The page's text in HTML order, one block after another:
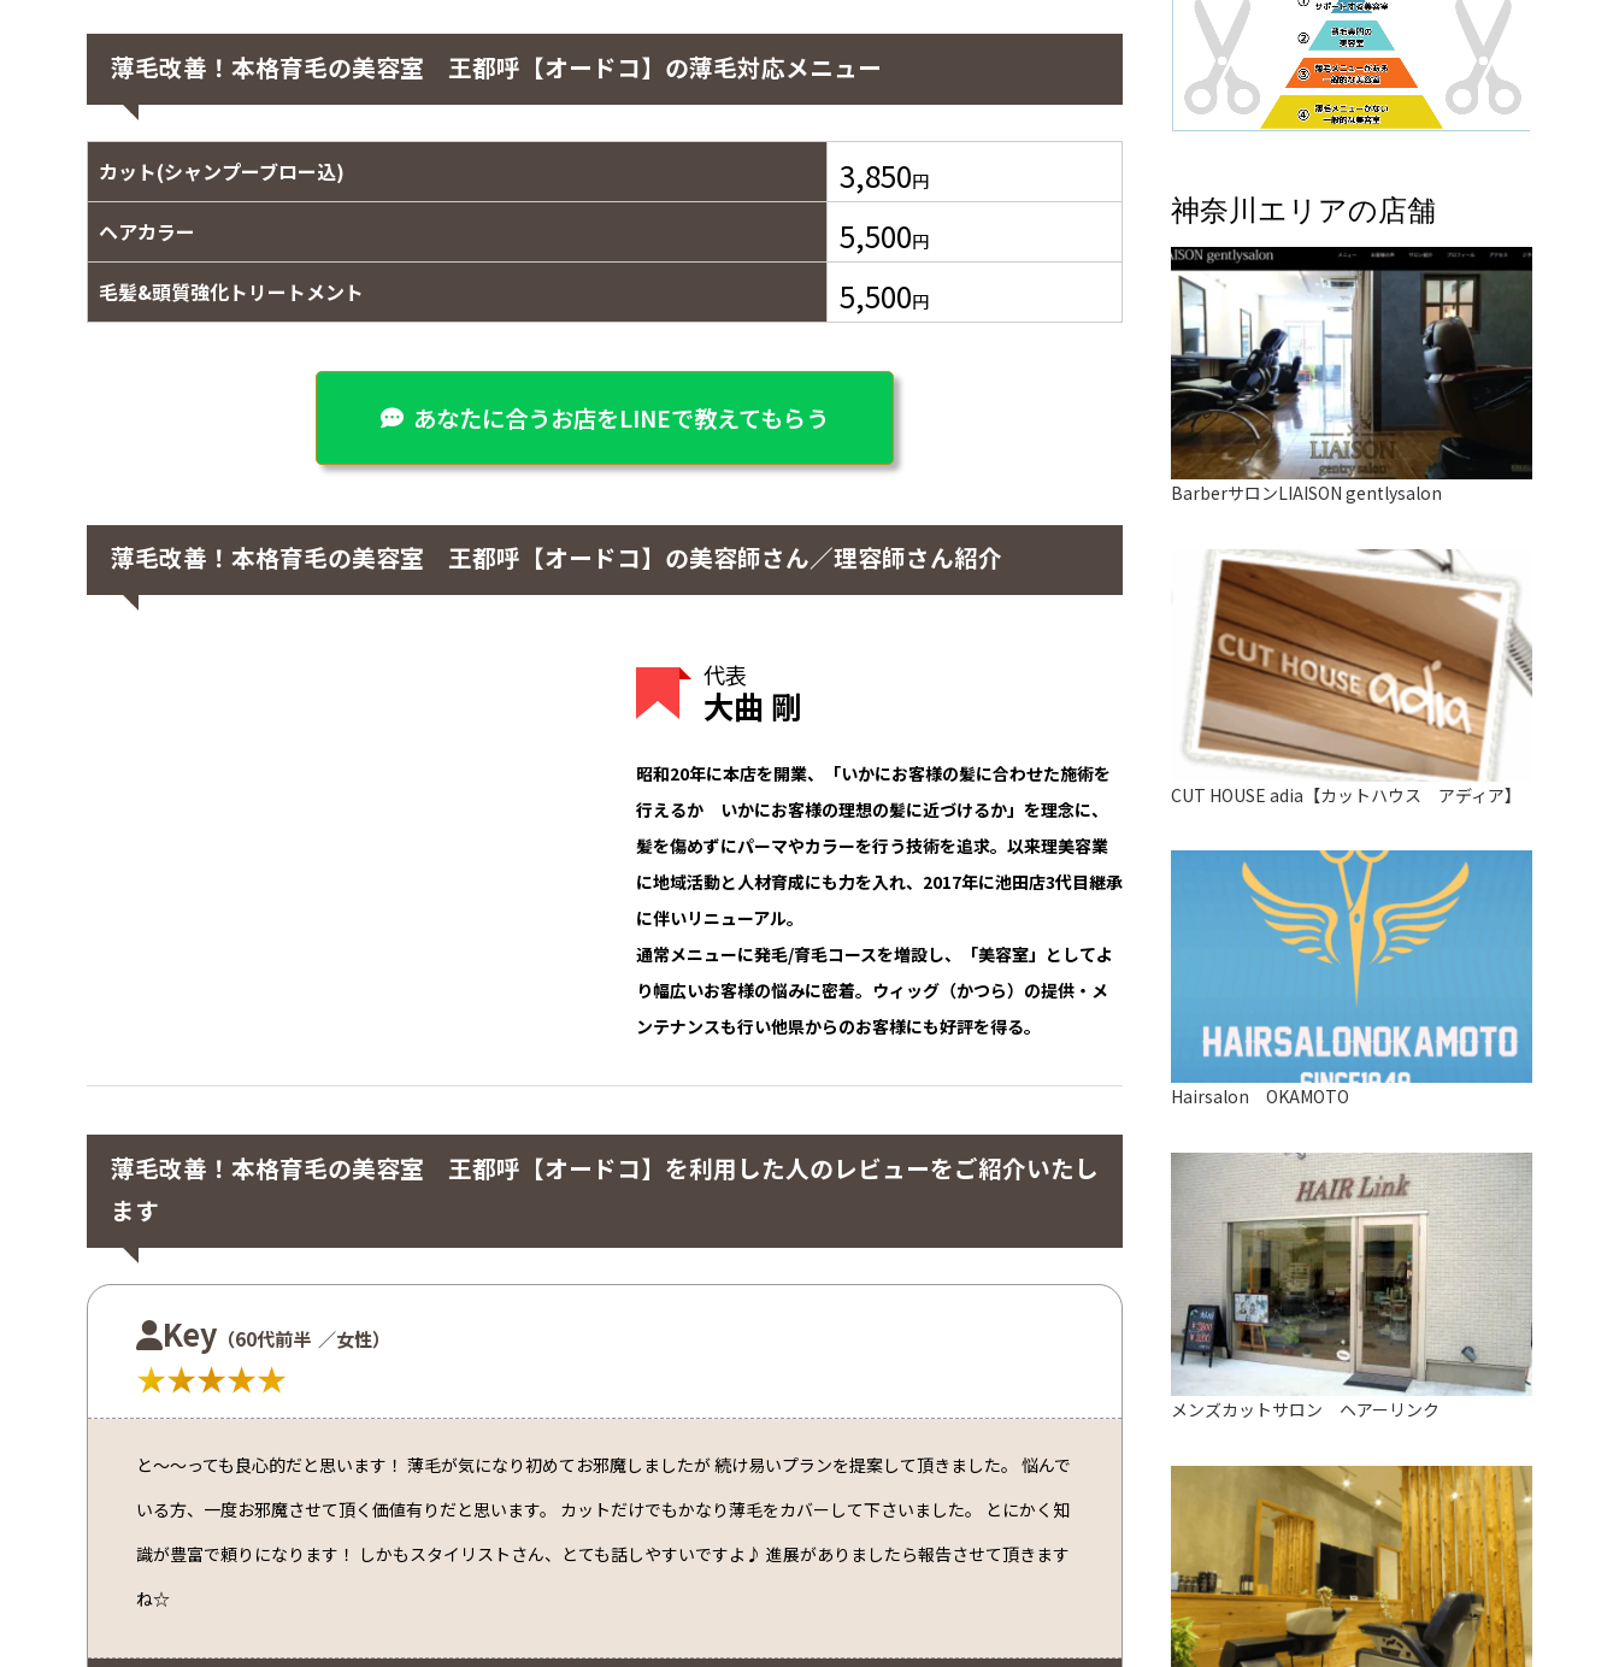
薄毛改善！本格育毛の美容室 王都呼【オードコ】の薄毛対応メニュー
カット(シャンプーブロー込) 3,850円
ヘアカラー 5,500円
毛髪&頭質強化トリートメント 5,500円
あなたに合うお店をLINEで教えてもらう
薄毛改善！本格育毛の美容室 王都呼【オードコ】の美容師さん／理容師さん紹介
代表
大曲 剛
昭和20年に本店を開業、「いかにお客様の髪に合わせた施術を
行えるか いかにお客様の理想の髪に近づけるか」を理念に、
髪を傷めずにパーマやカラーを行う技術を追求。以来理美容業
に地域活動と人材育成にも力を入れ、2017年に池田店3代目継承
に伴いリニューアル。
通常メニューに発毛/育毛コースを増設し、「美容室」としてよ
り幅広いお客様の悩みに密着。ウィッグ（かつら）の提供・メ
ンテナンスも行い他県からのお客様にも好評を得る。
薄毛改善！本格育毛の美容室 王都呼【オードコ】を利用した人のレビューをご紹介いたし
ます
Key （60代前半 ／女性）
★★★★★
と～～っても良心的だと思います！ 薄毛が気になり初めてお邪魔しましたが 続け易いプランを提案して頂きました。 悩んで
いる方、一度お邪魔させて頂く価値有りだと思います。 カットだけでもかなり薄毛をカバーして下さいました。 とにかく知
識が豊富で頼りになります！ しかもスタイリストさん、とても話しやすいですよ♪ 進展がありましたら報告させて頂きます
ね☆
神奈川エリアの店舗
BarberサロンLIAISON gentlysalon
CUT HOUSE adia【カットハウス アディア】
Hairsalon OKAMOTO
メンズカットサロン ヘアーリンク